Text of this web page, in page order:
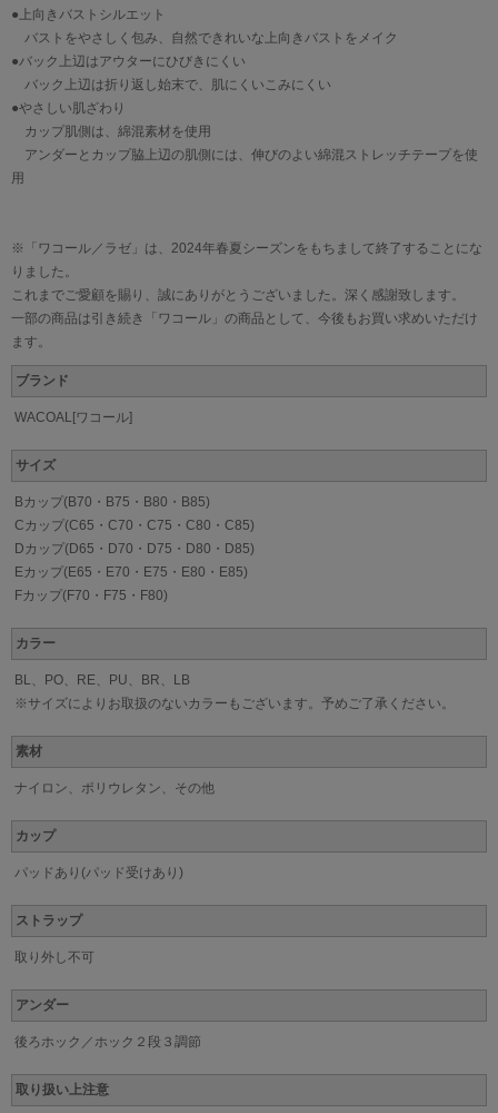
●上向きバストシルエット
バストをやさしく包み、自然できれいな上向きバストをメイク
●バック上辺はアウターにひびきにくい
バック上辺は折り返し始末で、肌にくいこみにくい
●やさしい肌ざわり
カップ肌側は、綿混素材を使用
アンダーとカップ脇上辺の肌側には、伸びのよい綿混ストレッチテープを使
用
※「ワコール／ラゼ」は、2024年春夏シーズンをもちまして終了することにな
りました。
これまでご愛顧を賜り、誠にありがとうございました。深く感謝致します。
一部の商品は引き続き「ワコール」の商品として、今後もお買い求めいただけ
ます。
ブランド
WACOAL[ワコール]
サイズ
Bカップ(B70・B75・B80・B85)
Cカップ(C65・C70・C75・C80・C85)
Dカップ(D65・D70・D75・D80・D85)
Eカップ(E65・E70・E75・E80・E85)
Fカップ(F70・F75・F80)
カラー
BL、PO、RE、PU、BR、LB
※サイズによりお取扱のないカラーもございます。予めご了承ください。
素材
ナイロン、ポリウレタン、その他
カップ
パッドあり(パッド受けあり)
ストラップ
取り外し不可
アンダー
後ろホック／ホック２段３調節
取り扱い上注意